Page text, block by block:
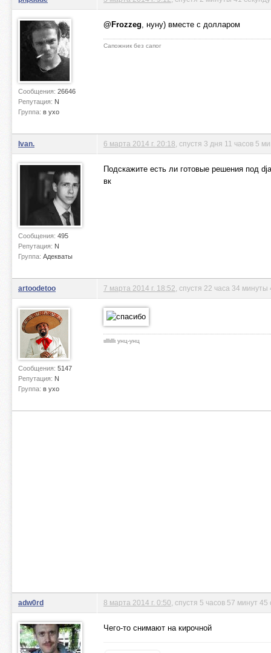
Сообщения: 26646
Репутация: N
Группа: в ухо
@Frozzeg, нуну) вместе с долларом
Сапожник без сапог
Ivan.
Сообщения: 495
Репутация: N
Группа: Адекваты
6 марта 2014 г. 20:18 , спустя 3 дня 11 часов 5
Подскажите есть ли готовые решения под
вк
artoodetoo
Сообщения: 5147
Репутация: N
Группа: в ухо
7 марта 2014 г. 18:52 , спустя 22 часа 34
ιιlllιlllι унц-унц
adw0rd 8 марта 2014 г. 0:50 , спустя 5 часов 57 минут 45
Чего-то снимают на кирочной